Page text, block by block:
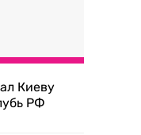
Киеву
РФ